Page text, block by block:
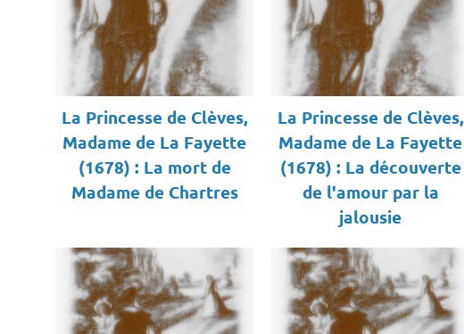
La Princesse de Clèves,
Madame de La Fayette
(1678) : La mort de
Madame de Chartres
La Princesse de Clèves,
Madame de La Fayette
(1678) : La découverte
de l'amour par la
jalousie